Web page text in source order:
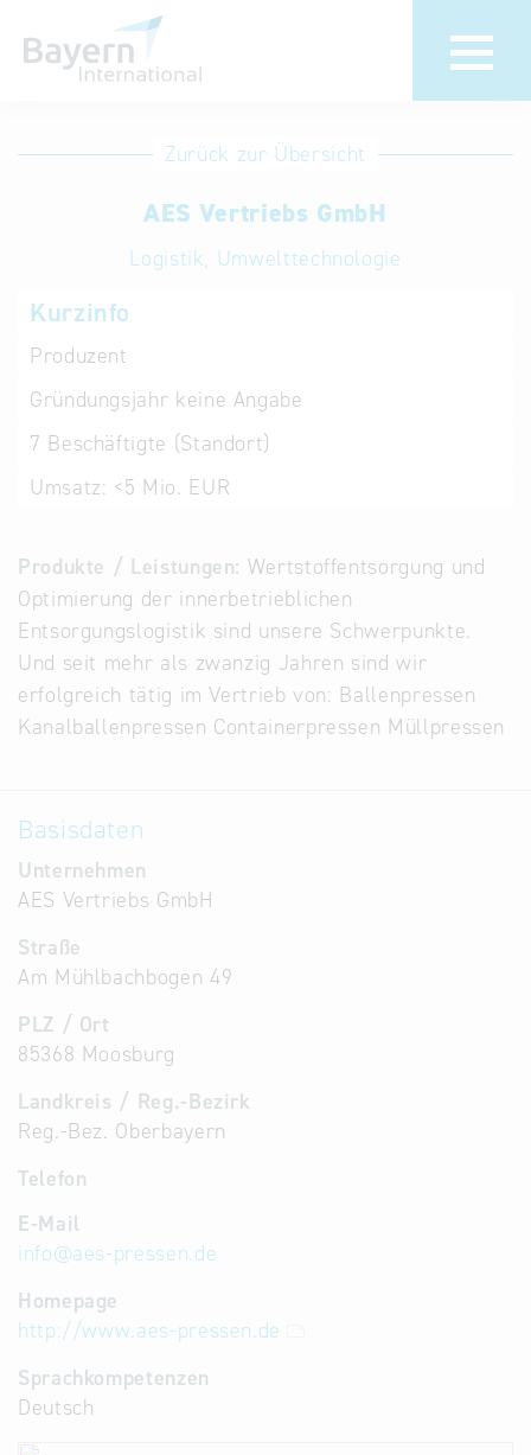
Anmeldung
Unternehmen
anmelden
Eintrag
löschen
Aktualisieren
Sie Ihren
Bavaria“
Alternative
Datenbanken
aus
Österreich
und der
Slowakei
Zurück zur Übersicht
AES Vertriebs GmbH
Logistik, Umwelttechnologie
Kurzinfo
Produzent
Gründungsjahr keine Angabe
7 Beschäftigte (Standort)
Umsatz: <5 Mio. EUR
Produkte / Leistungen: Wertstoffentsorgung und
Optimierung der innerbetrieblichen
Entsorgungslogistik sind unsere Schwerpunkte.
Und seit mehr als zwanzig Jahren sind wir
erfolgreich tätig im Vertrieb von: Ballenpressen
Kanalballenpressen Containerpressen Müllpressen
Basisdaten
Unternehmen
AES Vertriebs GmbH
Straße
Am Mühlbachbogen 49
PLZ / Ort
85368 Moosburg
Landkreis / Reg.-Bezirk
Reg.-Bez. Oberbayern
Telefon
E-Mail
info@aes-pressen.de
Homepage
http://www.aes-pressen.de
Sprachkompetenzen
Deutsch